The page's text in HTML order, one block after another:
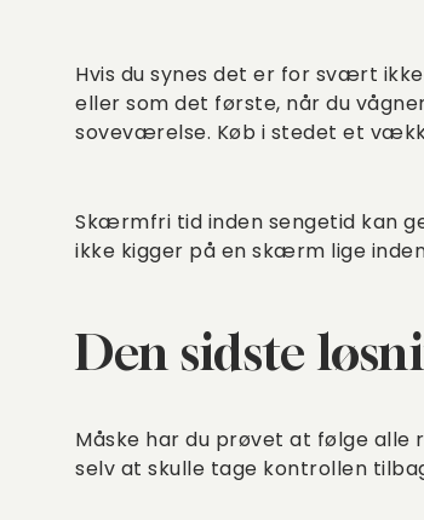
Hvis du synes det er for svært
eller som det første, når du
soveværelse. Køb i stedet et
Skærmfri tid inden sengetid kan
ikke kigger på en skærm lige
Den sidste
Måske har du prøvet at følge
selv at skulle tage kontrollen